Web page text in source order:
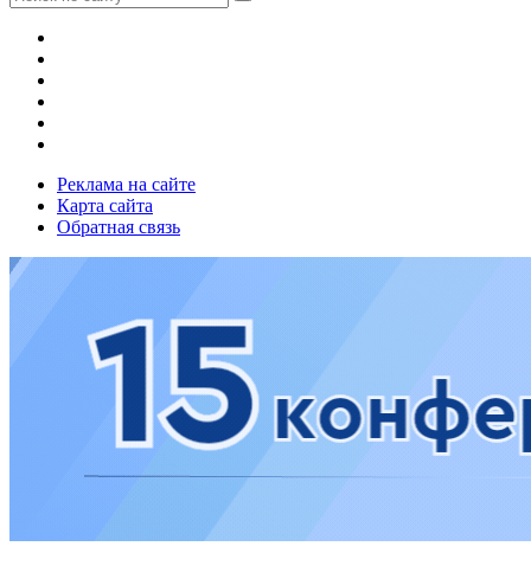
Реклама на сайте
Карта сайта
Обратная связь